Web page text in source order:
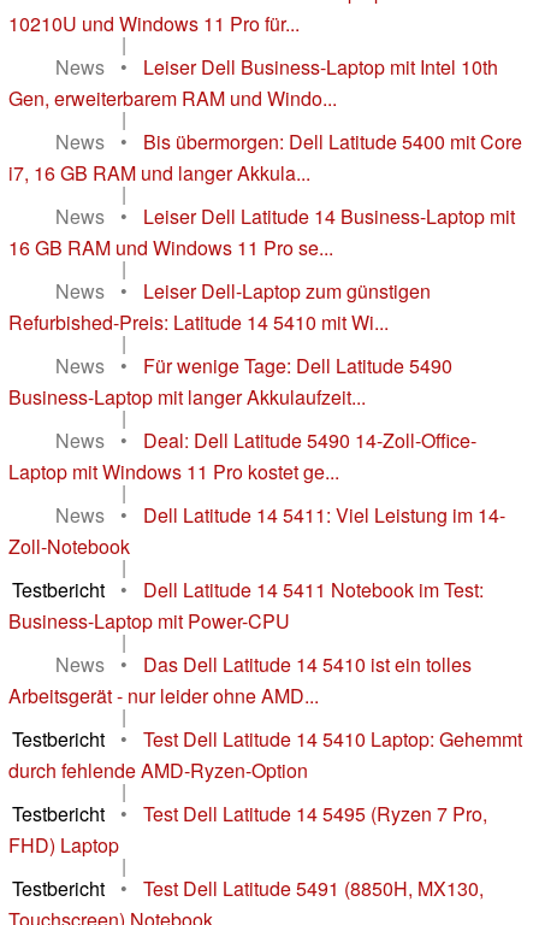
10210U und Windows 11 Pro für...
|
News
•
Leiser Dell Business-Laptop mit Intel 10th
Gen, erweiterbarem RAM und Windo...
|
News
•
Bis übermorgen: Dell Latitude 5400 mit Core
i7, 16 GB RAM und langer Akkula...
|
News
•
Leiser Dell Latitude 14 Business-Laptop mit
16 GB RAM und Windows 11 Pro se...
|
News
•
Leiser Dell-Laptop zum günstigen
Refurbished-Preis: Latitude 14 5410 mit Wi...
|
News
•
Für wenige Tage: Dell Latitude 5490
Business-Laptop mit langer Akkulaufzeit...
|
News
•
Deal: Dell Latitude 5490 14-Zoll-Office-
Laptop mit Windows 11 Pro kostet ge...
|
News
•
Dell Latitude 14 5411: Viel Leistung im 14-
Zoll-Notebook
|
Testbericht
•
Dell Latitude 14 5411 Notebook im Test:
Business-Laptop mit Power-CPU
|
News
•
Das Dell Latitude 14 5410 ist ein tolles
Arbeitsgerät - nur leider ohne AMD...
|
Testbericht
•
Test Dell Latitude 14 5410 Laptop: Gehemmt
durch fehlende AMD-Ryzen-Option
|
Testbericht
•
Test Dell Latitude 14 5495 (Ryzen 7 Pro,
FHD) Laptop
|
Testbericht
•
Test Dell Latitude 5491 (8850H, MX130,